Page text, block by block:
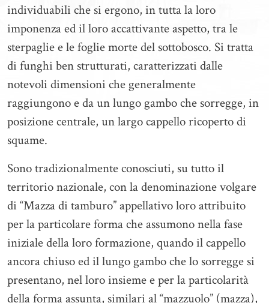
individuabili che si ergono, in tutta la loro
imponenza ed il loro accattivante aspetto, tra le
sterpaglie e le foglie morte del sottobosco. Si tratta
di funghi ben strutturati, caratterizzati dalle
notevoli dimensioni che generalmente
raggiungono e da un lungo gambo che sorregge, in
posizione centrale, un largo cappello ricoperto di
squame.
Sono tradizionalmente conosciuti, su tutto il
territorio nazionale, con la denominazione volgare
di “Mazza di tamburo” appellativo loro attribuito
per la particolare forma che assumono nella fase
iniziale della loro formazione, quando il cappello
ancora chiuso ed il lungo gambo che lo sorregge si
presentano, nel loro insieme e per la particolarità
della forma assunta, similari al “mazzuolo” (mazza),